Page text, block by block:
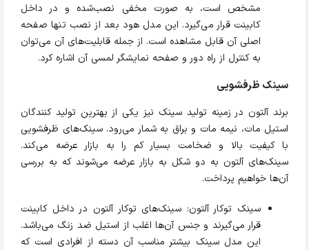
مشخص است، به صورت مخفی نصب‌شده و در داخل
کابینت قرار می‌گیرد. این مدل هود بعد از نصب تنها صفحه
اصلی آن قابل مشاهده است. از جمله قابلیت‌های آن می‌توان
به کنترل از راه دور و صفحه نمایشگر لمسی آن اشاره کرد.
سینک ظرفشویی
برند آلتون در زمینه تولید سینک‌ نیز یکی از بهترین تولید کنندگان
استیل مات، نیمه مات و براق به شمار می‌رود. سینک‌های ظرفشویی
با کیفیت بالا و ضخامت بسیار کم را به بازار عرضه می‌کند.
سینک‌های آلتون به دو شکل به بازار عرضه می‌شوند که به بررسی
آن‌ها خواهیم پرداخت.
سینک توکار آلتون: سینک‌های توکار آلتون در داخل کابینت
قرار می‌گیرند و جنس آن‌ها اغلب از استیل ضد زنگ می‌باشد.
این مدل سینک بیشتر مناسب آن دسته از افرادی است که